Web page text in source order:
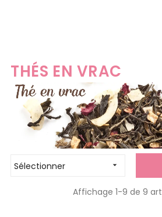
THÉS EN VRAC
Sélectionner 
Affichage 1-9 de 9